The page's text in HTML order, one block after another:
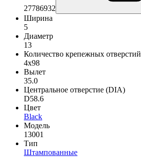
27786932
Ширина
5
Диаметр
13
Количество крепежных отверстий
4x98
Вылет
35.0
Центральное отверстие (DIA)
D58.6
Цвет
Black
Модель
13001
Тип
Штампованные